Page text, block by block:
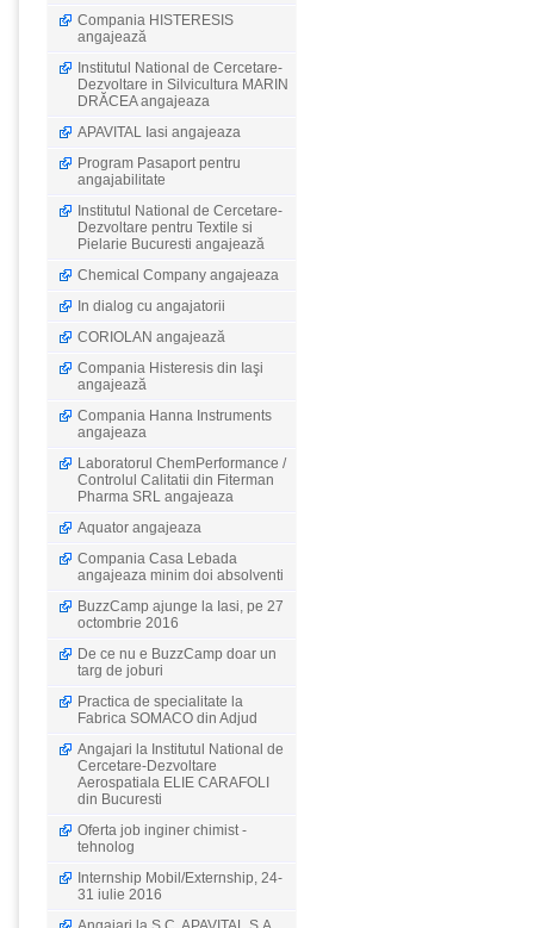
Compania HISTERESIS
angajează
Institutul National de Cercetare-
Dezvoltare in Silvicultura MARIN
DRĂCEA angajeaza
APAVITAL Iasi angajeaza
Program Pasaport pentru
angajabilitate
Institutul National de Cercetare-
Dezvoltare pentru Textile si
Pielarie Bucuresti angajează
Chemical Company angajeaza
In dialog cu angajatorii
CORIOLAN angajează
Compania Histeresis din Iaşi
angajează
Compania Hanna Instruments
angajeaza
Laboratorul ChemPerformance /
Controlul Calitatii din Fiterman
Pharma SRL angajeaza
Aquator angajeaza
Compania Casa Lebada
angajeaza minim doi absolventi
BuzzCamp ajunge la Iasi, pe 27
octombrie 2016
De ce nu e BuzzCamp doar un
targ de joburi
Practica de specialitate la
Fabrica SOMACO din Adjud
Angajari la Institutul National de
Cercetare-Dezvoltare
Aerospatiala ELIE CARAFOLI
din Bucuresti
Oferta job inginer chimist -
tehnolog
Internship Mobil/Externship, 24-
31 iulie 2016